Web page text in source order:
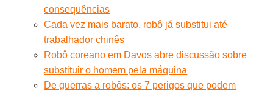
consequências
Cada vez mais barato, robô já substitui até
trabalhador chinês
Robô coreano em Davos abre discussão sobre
substituir o homem pela máquina
De guerras a robôs: os 7 perigos que podem